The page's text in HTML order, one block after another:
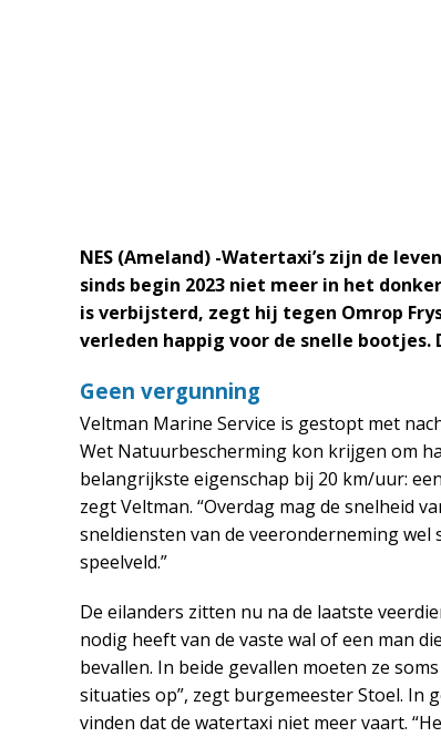
NES (Ameland) -Watertaxi’s zijn de
sinds begin 2023 niet meer in het
is verbijsterd, zegt hij tegen Omrop
verleden happig voor de snelle
Geen vergunning
Veltman Marine Service is gestopt met
Wet Natuurbescherming kon krijgen om
belangrijkste eigenschap bij 20 km/uur:
zegt Veltman. “Overdag mag de snelheid
sneldiensten van de veeronderneming
speelveld.”
De eilanders zitten nu na de laatste
nodig heeft van de vaste wal of een man
bevallen. In beide gevallen moeten ze
situaties op”, zegt burgemeester Stoel. In
vinden dat de watertaxi niet meer vaart.